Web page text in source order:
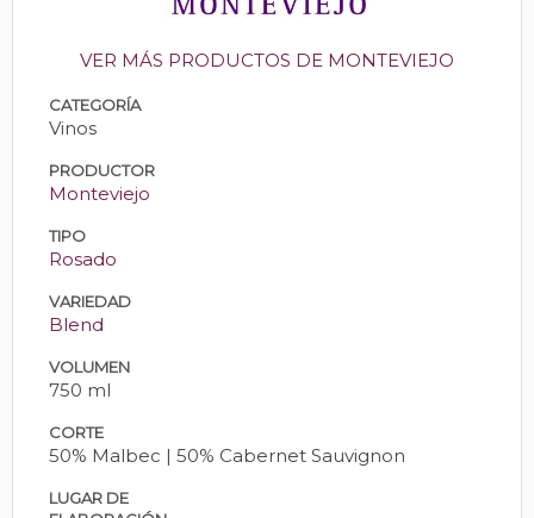
VER MÁS PRODUCTOS DE MONTEVIEJO
CATEGORÍA
Vinos
PRODUCTOR
Monteviejo
TIPO
Rosado
VARIEDAD
Blend
VOLUMEN
750 ml
CORTE
50% Malbec | 50% Cabernet Sauvignon
LUGAR DE